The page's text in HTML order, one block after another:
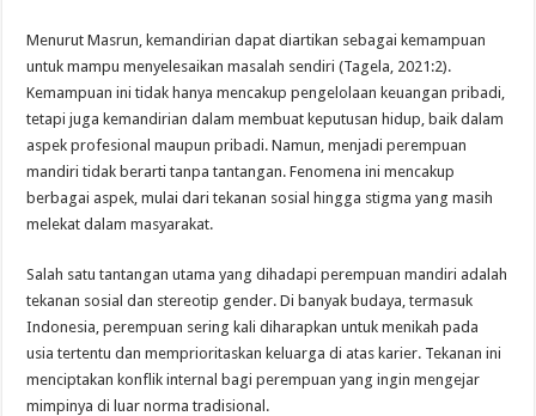
Menurut Masrun, kemandirian dapat diartikan sebagai kemampuan
untuk mampu menyelesaikan masalah sendiri (Tagela, 2021:2).
Kemampuan ini tidak hanya mencakup pengelolaan keuangan pribadi,
tetapi juga kemandirian dalam membuat keputusan hidup, baik dalam
aspek profesional maupun pribadi. Namun, menjadi perempuan
mandiri tidak berarti tanpa tantangan. Fenomena ini mencakup
berbagai aspek, mulai dari tekanan sosial hingga stigma yang masih
melekat dalam masyarakat.
Salah satu tantangan utama yang dihadapi perempuan mandiri adalah
tekanan sosial dan stereotip gender. Di banyak budaya, termasuk
Indonesia, perempuan sering kali diharapkan untuk menikah pada
usia tertentu dan memprioritaskan keluarga di atas karier. Tekanan ini
menciptakan konflik internal bagi perempuan yang ingin mengejar
mimpinya di luar norma tradisional.